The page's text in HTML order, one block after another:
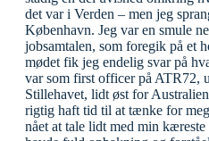
det var i Verden – men jeg
København. Jeg var en smule
jobsamtalen, som foregik på et
mødet fik jeg endelig svar på
var som first officer på ATR72,
Stillehavet, lidt øst for
rigtig haft tid til at tænke for
nået at tale lidt med min